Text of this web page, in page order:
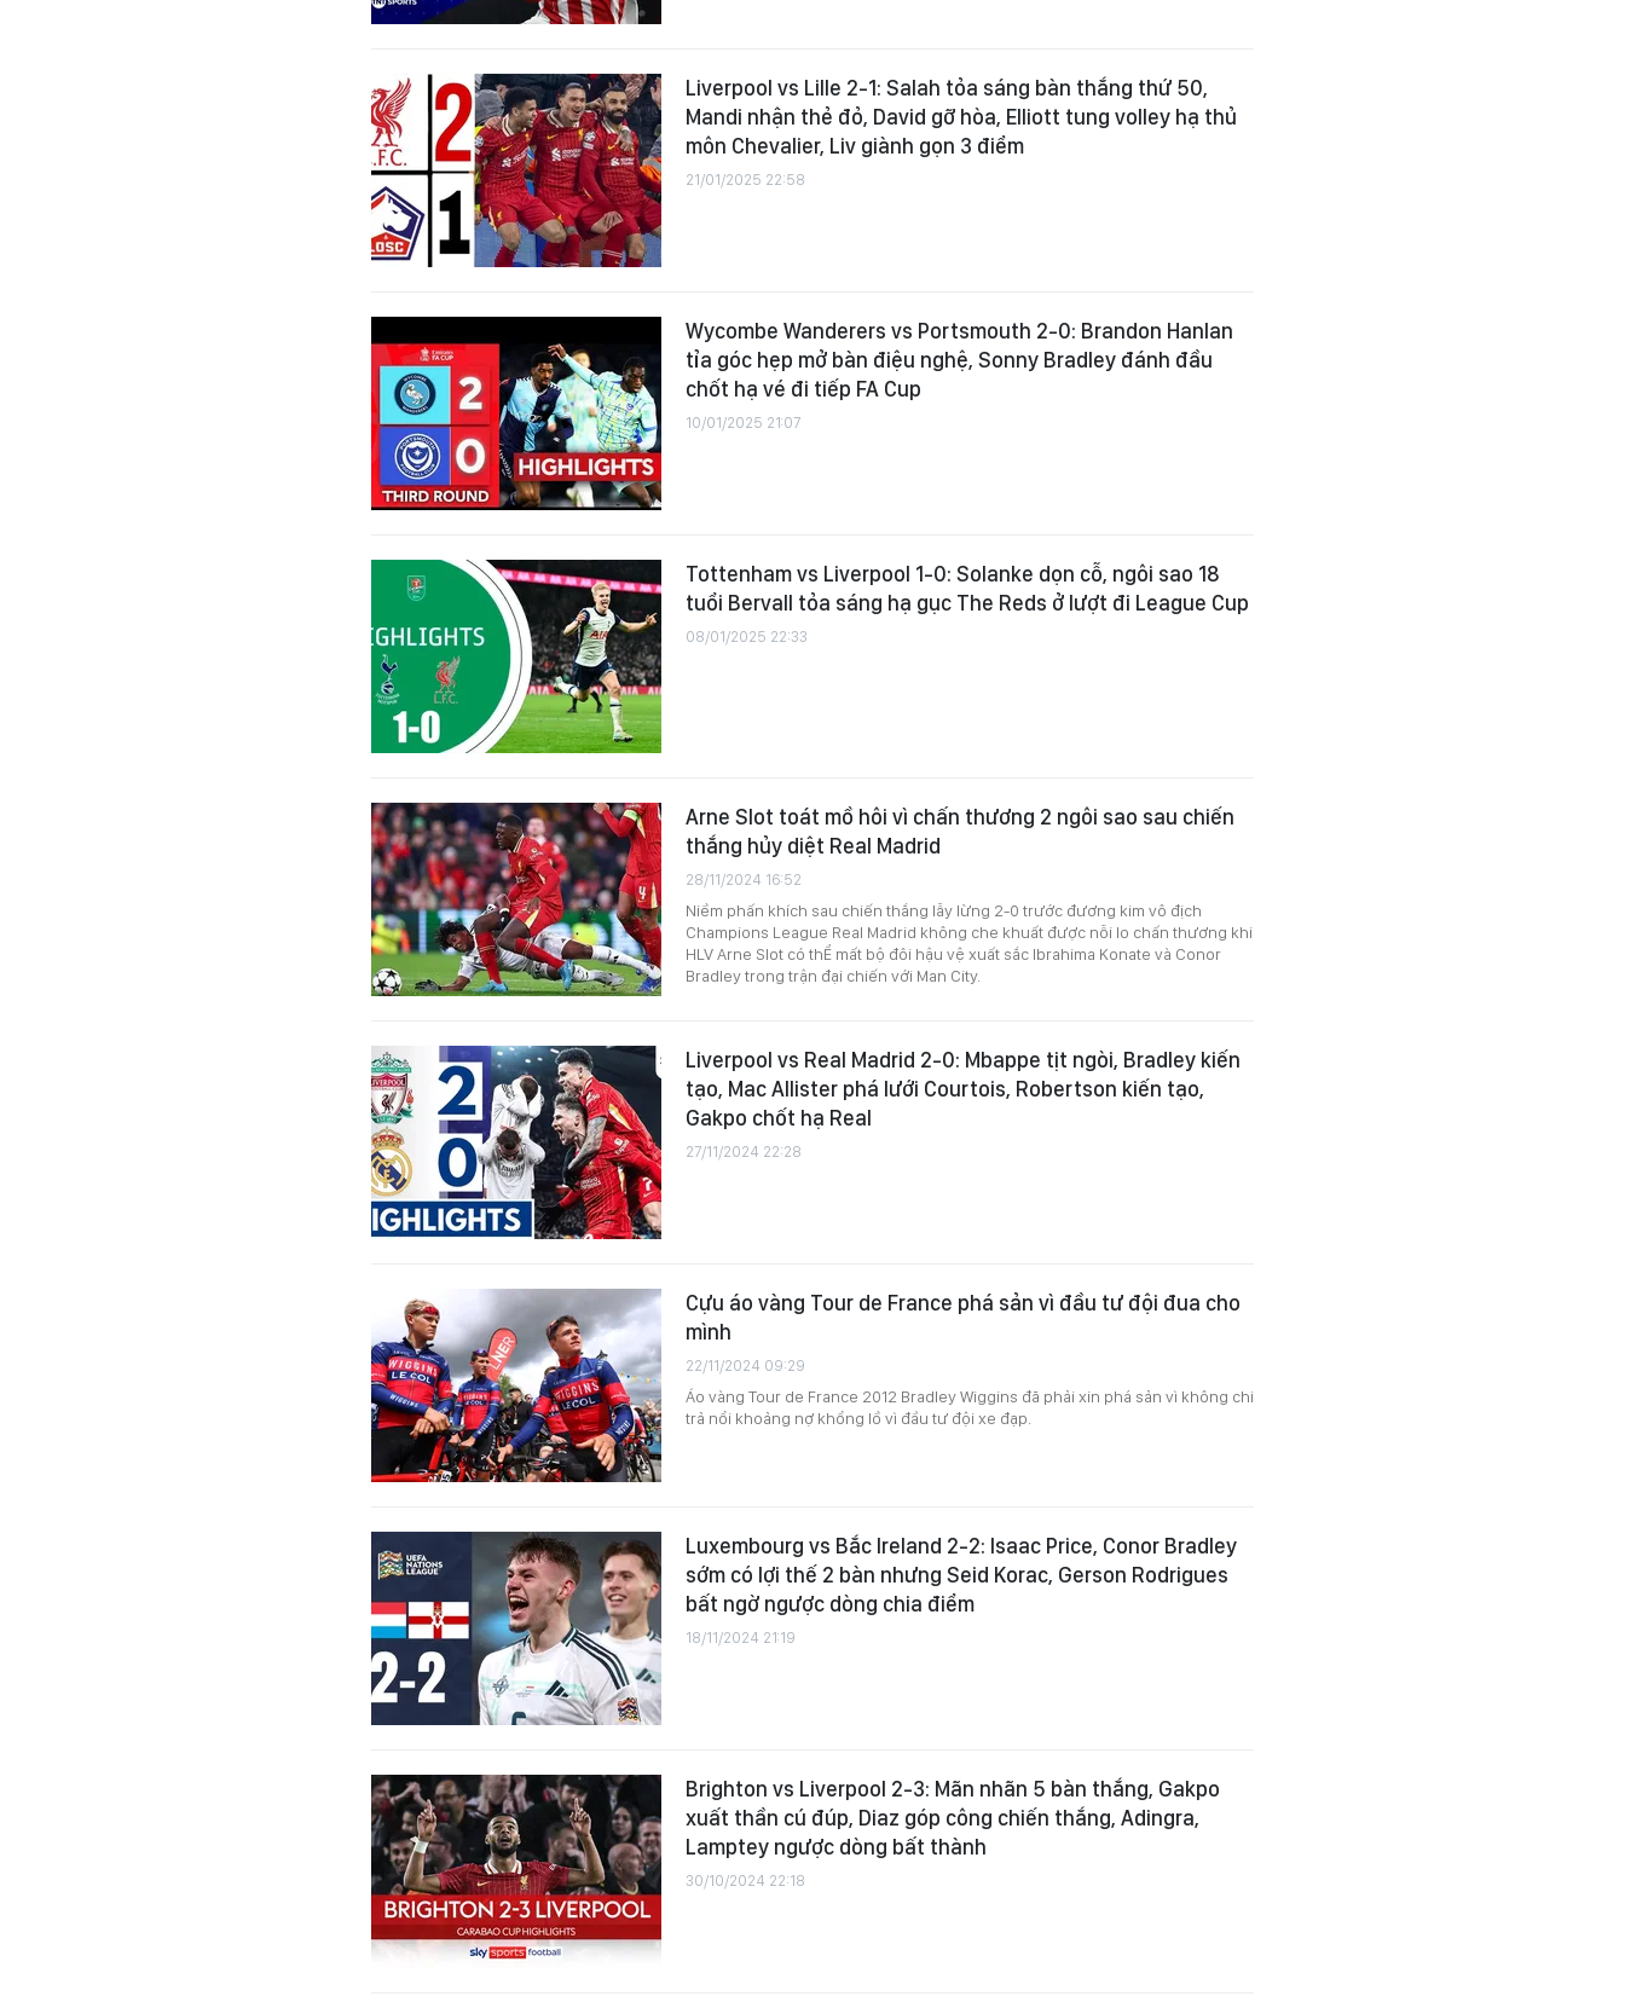
Liverpool vs Lille 2-1: Salah tỏa sáng bàn thắng thứ 50,
Mandi nhận thẻ đỏ, David gỡ hòa, Elliott tung volley hạ thủ
môn Chevalier, Liv giành gọn 3 điểm
21/01/2025 22:58
Wycombe Wanderers vs Portsmouth 2-0: Brandon Hanlan
tỉa góc hẹp mở bàn điệu nghệ, Sonny Bradley đánh đầu
chốt hạ vé đi tiếp FA Cup
10/01/2025 21:07
Tottenham vs Liverpool 1-0: Solanke dọn cỗ, ngôi sao 18
tuổi Bervall tỏa sáng hạ gục The Reds ở lượt đi League Cup
08/01/2025 22:33
Arne Slot toát mồ hôi vì chấn thương 2 ngôi sao sau chiến
thắng hủy diệt Real Madrid
28/11/2024 16:52
Niềm phấn khích sau chiến thắng lẫy lừng 2-0 trước đương kim vô địch
Champions League Real Madrid không che khuất được nỗi lo chấn thương khi
HLV Arne Slot có thỂ mất bộ đôi hậu vệ xuất sắc Ibrahima Konate và Conor
Bradley trong trận đại chiến với Man City.
Liverpool vs Real Madrid 2-0: Mbappe tịt ngòi, Bradley kiến
tạo, Mac Allister phá lưới Courtois, Robertson kiến tạo,
Gakpo chốt hạ Real
27/11/2024 22:28
Cựu áo vàng Tour de France phá sản vì đầu tư đội đua cho
mình
22/11/2024 09:29
Áo vàng Tour de France 2012 Bradley Wiggins đã phải xin phá sản vì không chi
trả nổi khoảng nợ khổng lồ vì đầu tư đội xe đạp.
Luxembourg vs Bắc Ireland 2-2: Isaac Price, Conor Bradley
sớm có lợi thế 2 bàn nhưng Seid Korac, Gerson Rodrigues
bất ngờ ngược dòng chia điểm
18/11/2024 21:19
Brighton vs Liverpool 2-3: Mãn nhãn 5 bàn thắng, Gakpo
xuất thần cú đúp, Diaz góp công chiến thắng, Adingra,
Lamptey ngược dòng bất thành
30/10/2024 22:18